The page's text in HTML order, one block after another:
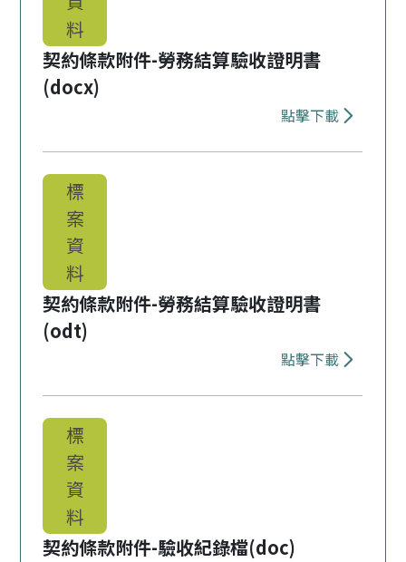
料
契約條款附件-勞務結算驗收證明書
(docx)
點擊下載
標
案
資
料
契約條款附件-勞務結算驗收證明書
(odt)
點擊下載
標
案
資
料
契約條款附件-驗收紀錄檔(doc)